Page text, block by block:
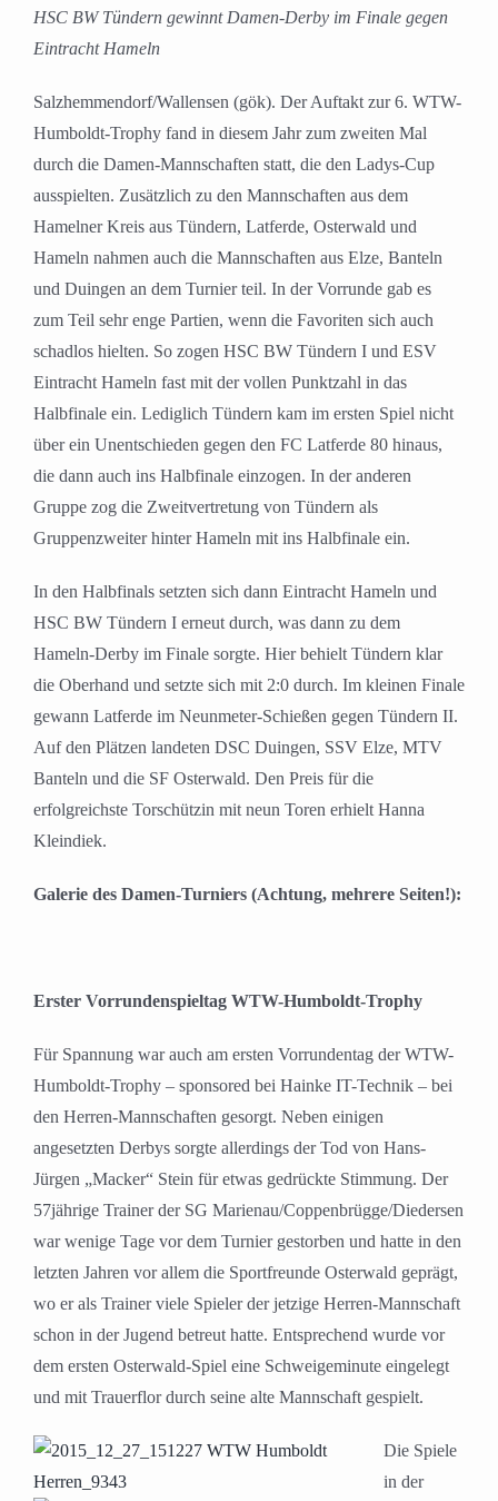
HSC BW Tündern gewinnt Damen-Derby im Finale gegen
Eintracht Hameln
Salzhemmendorf/Wallensen (gök). Der Auftakt zur 6. WTW-
Humboldt-Trophy fand in diesem Jahr zum zweiten Mal
durch die Damen-Mannschaften statt, die den Ladys-Cup
ausspielten. Zusätzlich zu den Mannschaften aus dem
Hamelner Kreis aus Tündern, Latferde, Osterwald und
Hameln nahmen auch die Mannschaften aus Elze, Banteln
und Duingen an dem Turnier teil. In der Vorrunde gab es
zum Teil sehr enge Partien, wenn die Favoriten sich auch
schadlos hielten. So zogen HSC BW Tündern I und ESV
Eintracht Hameln fast mit der vollen Punktzahl in das
Halbfinale ein. Lediglich Tündern kam im ersten Spiel nicht
über ein Unentschieden gegen den FC Latferde 80 hinaus,
die dann auch ins Halbfinale einzogen. In der anderen
Gruppe zog die Zweitvertretung von Tündern als
Gruppenzweiter hinter Hameln mit ins Halbfinale ein.
In den Halbfinals setzten sich dann Eintracht Hameln und
HSC BW Tündern I erneut durch, was dann zu dem
Hameln-Derby im Finale sorgte. Hier behielt Tündern klar
die Oberhand und setzte sich mit 2:0 durch. Im kleinen Finale
gewann Latferde im Neunmeter-Schießen gegen Tündern II.
Auf den Plätzen landeten DSC Duingen, SSV Elze, MTV
Banteln und die SF Osterwald. Den Preis für die
erfolgreichste Torschützin mit neun Toren erhielt Hanna
Kleindiek.
Galerie des Damen-Turniers (Achtung, mehrere Seiten!):
Erster Vorrundenspieltag WTW-Humboldt-Trophy
Für Spannung war auch am ersten Vorrundentag der WTW-
Humboldt-Trophy – sponsored bei Hainke IT-Technik – bei
den Herren-Mannschaften gesorgt. Neben einigen
angesetzten Derbys sorgte allerdings der Tod von Hans-
Jürgen „Macker“ Stein für etwas gedrückte Stimmung. Der
57jährige Trainer der SG Marienau/Coppenbrügge/Diedersen
war wenige Tage vor dem Turnier gestorben und hatte in den
letzten Jahren vor allem die Sportfreunde Osterwald geprägt,
wo er als Trainer viele Spieler der jetzige Herren-Mannschaft
schon in der Jugend betreut hatte. Entsprechend wurde vor
dem ersten Osterwald-Spiel eine Schweigeminute eingelegt
und mit Trauerflor durch seine alte Mannschaft gespielt.
Die Spiele
in der